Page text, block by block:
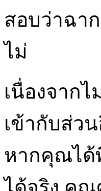
สอบว่าฉา
ไม่
เนื่องจาก
เข้ากับส่ว
หากคุณได้